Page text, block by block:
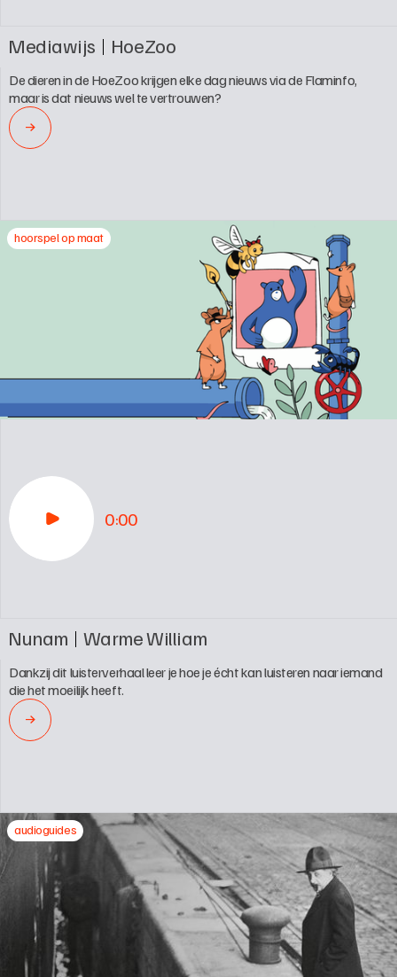
Mediawijs HoeZoo
De dieren in de HoeZoo krijgen elke dag nieuws via de Flaminfo,
maar is dat nieuws wel te vertrouwen?
→
0:00
hoorspel op maat
Nunam Warme William
Dankzij dit luisterverhaal leer je hoe je écht kan luisteren naar iemand
die het moeilijk heeft.
→
audioguides